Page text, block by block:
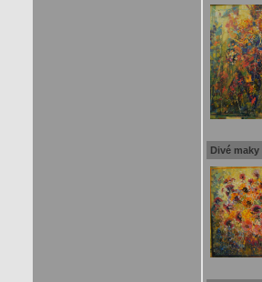
Divé maky